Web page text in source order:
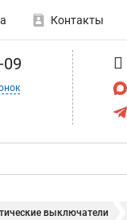
Контакты
выключатели